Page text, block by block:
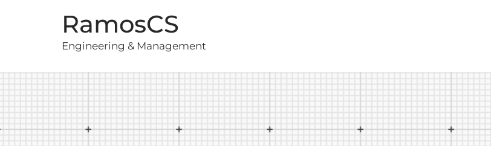
RamosCS
Engineering & Management